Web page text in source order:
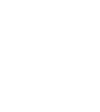
BOTÂNICO-DF!